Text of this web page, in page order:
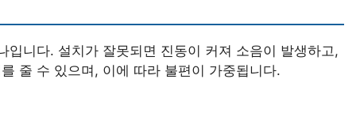
입니다. 설치가 잘못되면 진동이 커져 소음이 발생하고,
줄 수 있으며, 이에 따라 불편이 가중됩니다.